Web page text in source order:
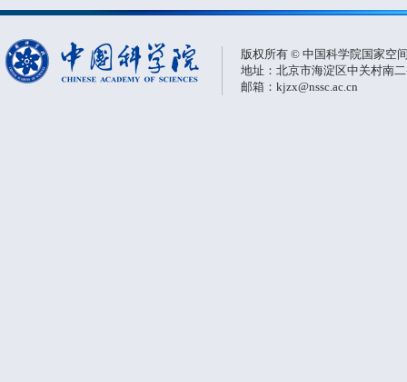
版权所有 © 中国科学院国家空
地址：北京市海淀区中关村南
邮箱：kjzx@nssc.ac.cn